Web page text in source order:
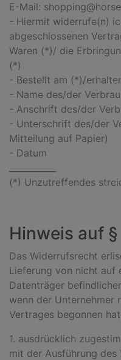
E-Mail:
- Hiermit widerrufe(n)
abgeschlossenen
Waren (*)/ die
(*)
- Bestellt am (*)/
- Name des/der
- Anschrift des/der
- Unterschrift des/der
Mitteilung auf Papier)
- Datum
(*) Unzutreffendes
Hinweis auf
Das Widerrufsrecht
Lieferung von nicht auf
Datenträger
wenn der Unternehmer
Vertrages begonnen
1. ausdrücklich
mit der Ausführung